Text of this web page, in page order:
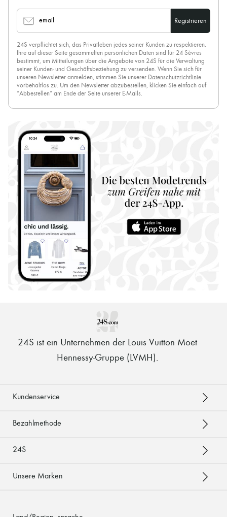
email Registrieren
24S verpflichtet sich, das Privatleben jedes seiner Kunden zu respektieren.
Ihre auf dieser Seite gesammelten persönlichen Daten sind für 24 Sèvres
bestimmt, um Mitteilungen über die Angebote von 24S für die Verwaltung
seiner Kunden- und Geschäftsbeziehung zu versenden. Wenn Sie sich für
unseren Newsletter anmelden, stimmen Sie unserer Datenschutzrichtlinie
vorbehaltlos zu. Um den Newsletter abzubestellen, klicken Sie einfach auf
“Abbestellen” am Ende der Seite unserer E-Mails.
24S ist ein Unternehmen der Louis Vuitton Moët
Hennessy-Gruppe (LVMH).
Kundenservice
Bezahlmethode
24S
Unsere Marken